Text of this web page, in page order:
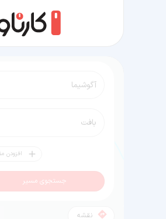
افزودن
جستجوی مسیر
نقشه